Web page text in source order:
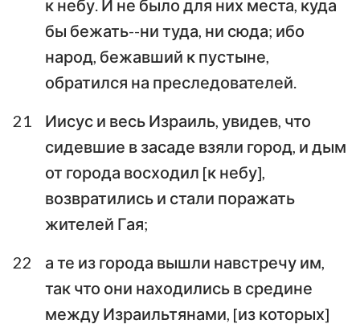
к небу. И не было для них места, куда
бы бежать--ни туда, ни сюда; ибо
народ, бежавший к пустыне,
обратился на преследователей.
21
Иисус и весь Израиль, увидев, что
сидевшие в засаде взяли город, и дым
от города восходил [к небу],
возвратились и стали поражать
жителей Гая;
22
а те из города вышли навстречу им,
так что они находились в средине
между Израильтянами, [из которых]